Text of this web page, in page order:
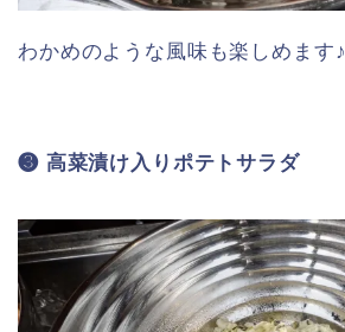
わかめのような風味も楽しめます♪
❸ 高菜漬け入りポテトサラダ